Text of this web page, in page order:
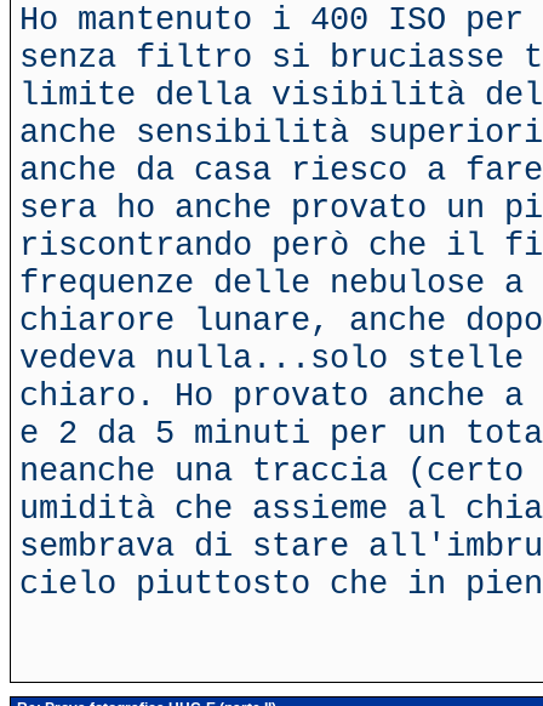
Ho mantenuto i 400 ISO
senza filtro si bruciasse
limite della visibilità
anche sensibilità
anche da casa riesco a
sera ho anche provato
riscontrando però che il
frequenze delle nebulose
chiarore lunare, anche
vedeva nulla...solo stelle
chiaro. Ho provato anche a
e 2 da 5 minuti per un
neanche una traccia
umidità che assieme al
sembrava di stare
cielo piuttosto che in